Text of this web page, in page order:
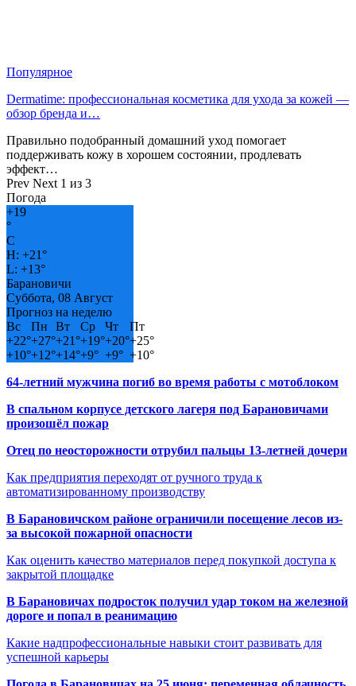
Популярное
Dermatime: профессиональная косметика для ухода за кожей —
обзор бренда и…
Правильно подобранный домашний уход помогает
поддерживать кожу в хорошем состоянии, продлевать
эффект…
Prev Next 1 из 3
Погода
+19
°
C
H: +21°
L: +13°
Барановичи
Суббота, 08 Август
Прогноз на неделю
Вс
Пн Вт Ср Чт
Пт
+22°+27°+21°+19°+20°+25°
+10°+12°+14°+9° +9° +10°
64-летний мужчина погиб во время работы с мотоблоком
В спальном корпусе детского лагеря под Барановичами
произошёл пожар
Отец по неосторожности отрубил пальцы 13-летней дочери
Как предприятия переходят от ручного труда к
автоматизированному производству
В Барановичском районе ограничили посещение лесов из-
за высокой пожарной опасности
Как оценить качество материалов перед покупкой доступа к
закрытой площадке
В Барановичах подросток получил удар током на железной
дороге и попал в реанимацию
Какие надпрофессиональные навыки стоит развивать для
успешной карьеры